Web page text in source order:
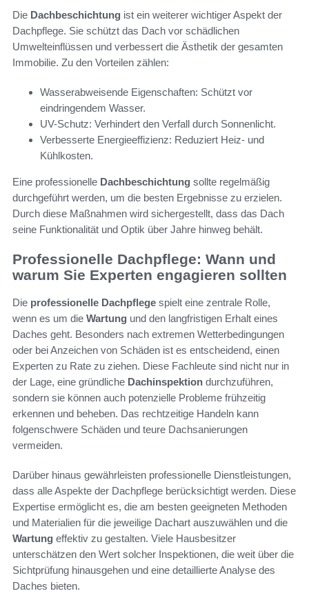
Die Dachbeschichtung ist ein weiterer wichtiger Aspekt der
Dachpflege. Sie schützt das Dach vor schädlichen
Umwelteinflüssen und verbessert die Ästhetik der gesamten
Immobilie. Zu den Vorteilen zählen:
Wasserabweisende Eigenschaften: Schützt vor
eindringendem Wasser.
UV-Schutz: Verhindert den Verfall durch Sonnenlicht.
Verbesserte Energieeffizienz: Reduziert Heiz- und
Kühlkosten.
Eine professionelle Dachbeschichtung sollte regelmäßig
durchgeführt werden, um die besten Ergebnisse zu erzielen.
Durch diese Maßnahmen wird sichergestellt, dass das Dach
seine Funktionalität und Optik über Jahre hinweg behält.
Professionelle Dachpflege: Wann und
warum Sie Experten engagieren sollten
Die professionelle Dachpflege spielt eine zentrale Rolle,
wenn es um die Wartung und den langfristigen Erhalt eines
Daches geht. Besonders nach extremen Wetterbedingungen
oder bei Anzeichen von Schäden ist es entscheidend, einen
Experten zu Rate zu ziehen. Diese Fachleute sind nicht nur in
der Lage, eine gründliche Dachinspektion durchzuführen,
sondern sie können auch potenzielle Probleme frühzeitig
erkennen und beheben. Das rechtzeitige Handeln kann
folgenschwere Schäden und teure Dachsanierungen
vermeiden.
Darüber hinaus gewährleisten professionelle Dienstleistungen,
dass alle Aspekte der Dachpflege berücksichtigt werden. Diese
Expertise ermöglicht es, die am besten geeigneten Methoden
und Materialien für die jeweilige Dachart auszuwählen und die
Wartung effektiv zu gestalten. Viele Hausbesitzer
unterschätzen den Wert solcher Inspektionen, die weit über die
Sichtprüfung hinausgehen und eine detaillierte Analyse des
Daches bieten.